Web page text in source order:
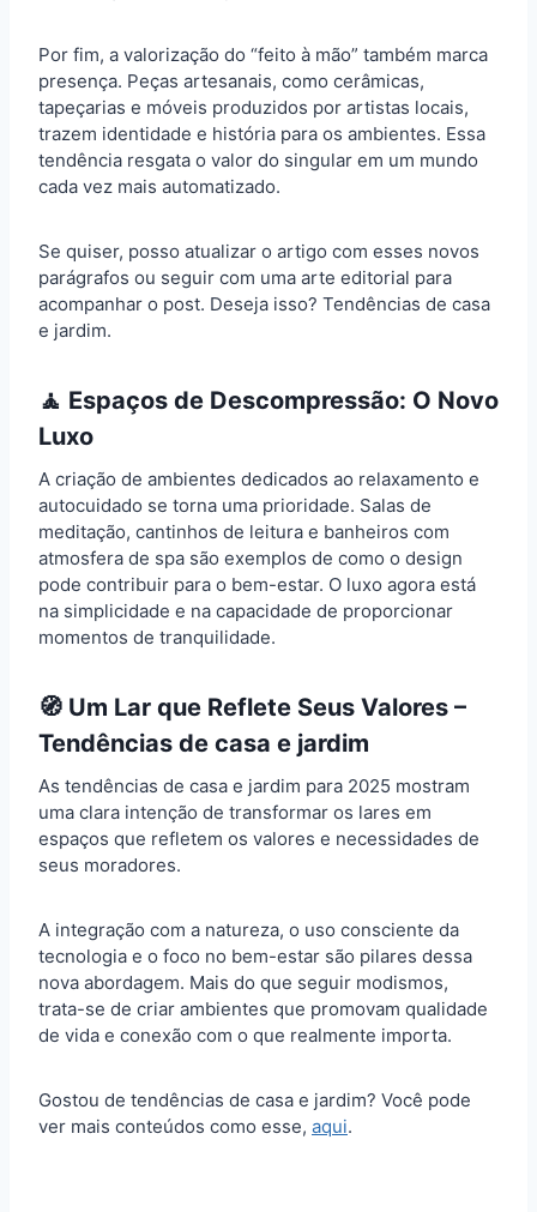
Por fim, a valorização do “feito à mão” também marca
presença. Peças artesanais, como cerâmicas,
tapeçarias e móveis produzidos por artistas locais,
trazem identidade e história para os ambientes. Essa
tendência resgata o valor do singular em um mundo
cada vez mais automatizado.
Se quiser, posso atualizar o artigo com esses novos
parágrafos ou seguir com uma arte editorial para
acompanhar o post. Deseja isso? Tendências de casa
e jardim.
🧘 Espaços de Descompressão: O Novo
Luxo
A criação de ambientes dedicados ao relaxamento e
autocuidado se torna uma prioridade. Salas de
meditação, cantinhos de leitura e banheiros com
atmosfera de spa são exemplos de como o design
pode contribuir para o bem-estar. O luxo agora está
na simplicidade e na capacidade de proporcionar
momentos de tranquilidade.
🧭 Um Lar que Reflete Seus Valores –
Tendências de casa e jardim
As tendências de casa e jardim para 2025 mostram
uma clara intenção de transformar os lares em
espaços que refletem os valores e necessidades de
seus moradores.
A integração com a natureza, o uso consciente da
tecnologia e o foco no bem-estar são pilares dessa
nova abordagem. Mais do que seguir modismos,
trata-se de criar ambientes que promovam qualidade
de vida e conexão com o que realmente importa.
Gostou de tendências de casa e jardim? Você pode
ver mais conteúdos como esse, aqui.